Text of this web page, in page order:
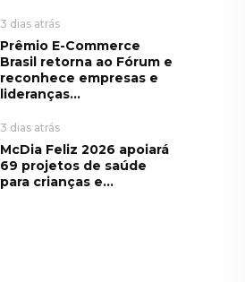
3 dias atrás
Prêmio E-Commerce
Brasil retorna ao Fórum e
reconhece empresas e
lideranças...
3 dias atrás
McDia Feliz 2026 apoiará
69 projetos de saúde
para crianças e...